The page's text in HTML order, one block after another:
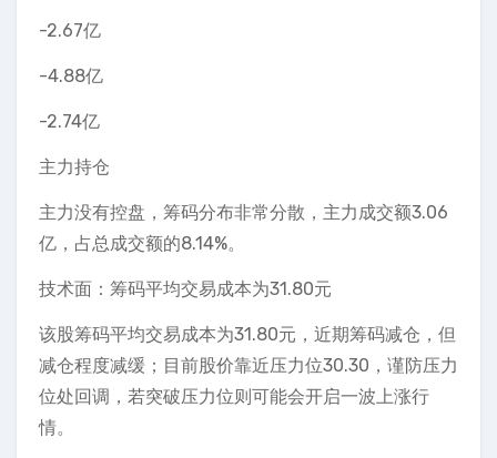
-2.67亿
-4.88亿
-2.74亿
主力持仓
主力没有控盘，筹码分布非常分散，主力成交额3.06
亿，占总成交额的8.14%。
技术面：筹码平均交易成本为31.80元
该股筹码平均交易成本为31.80元，近期筹码减仓，但
减仓程度减缓；目前股价靠近压力位30.30，谨防压力
位处回调，若突破压力位则可能会开启一波上涨行
情。